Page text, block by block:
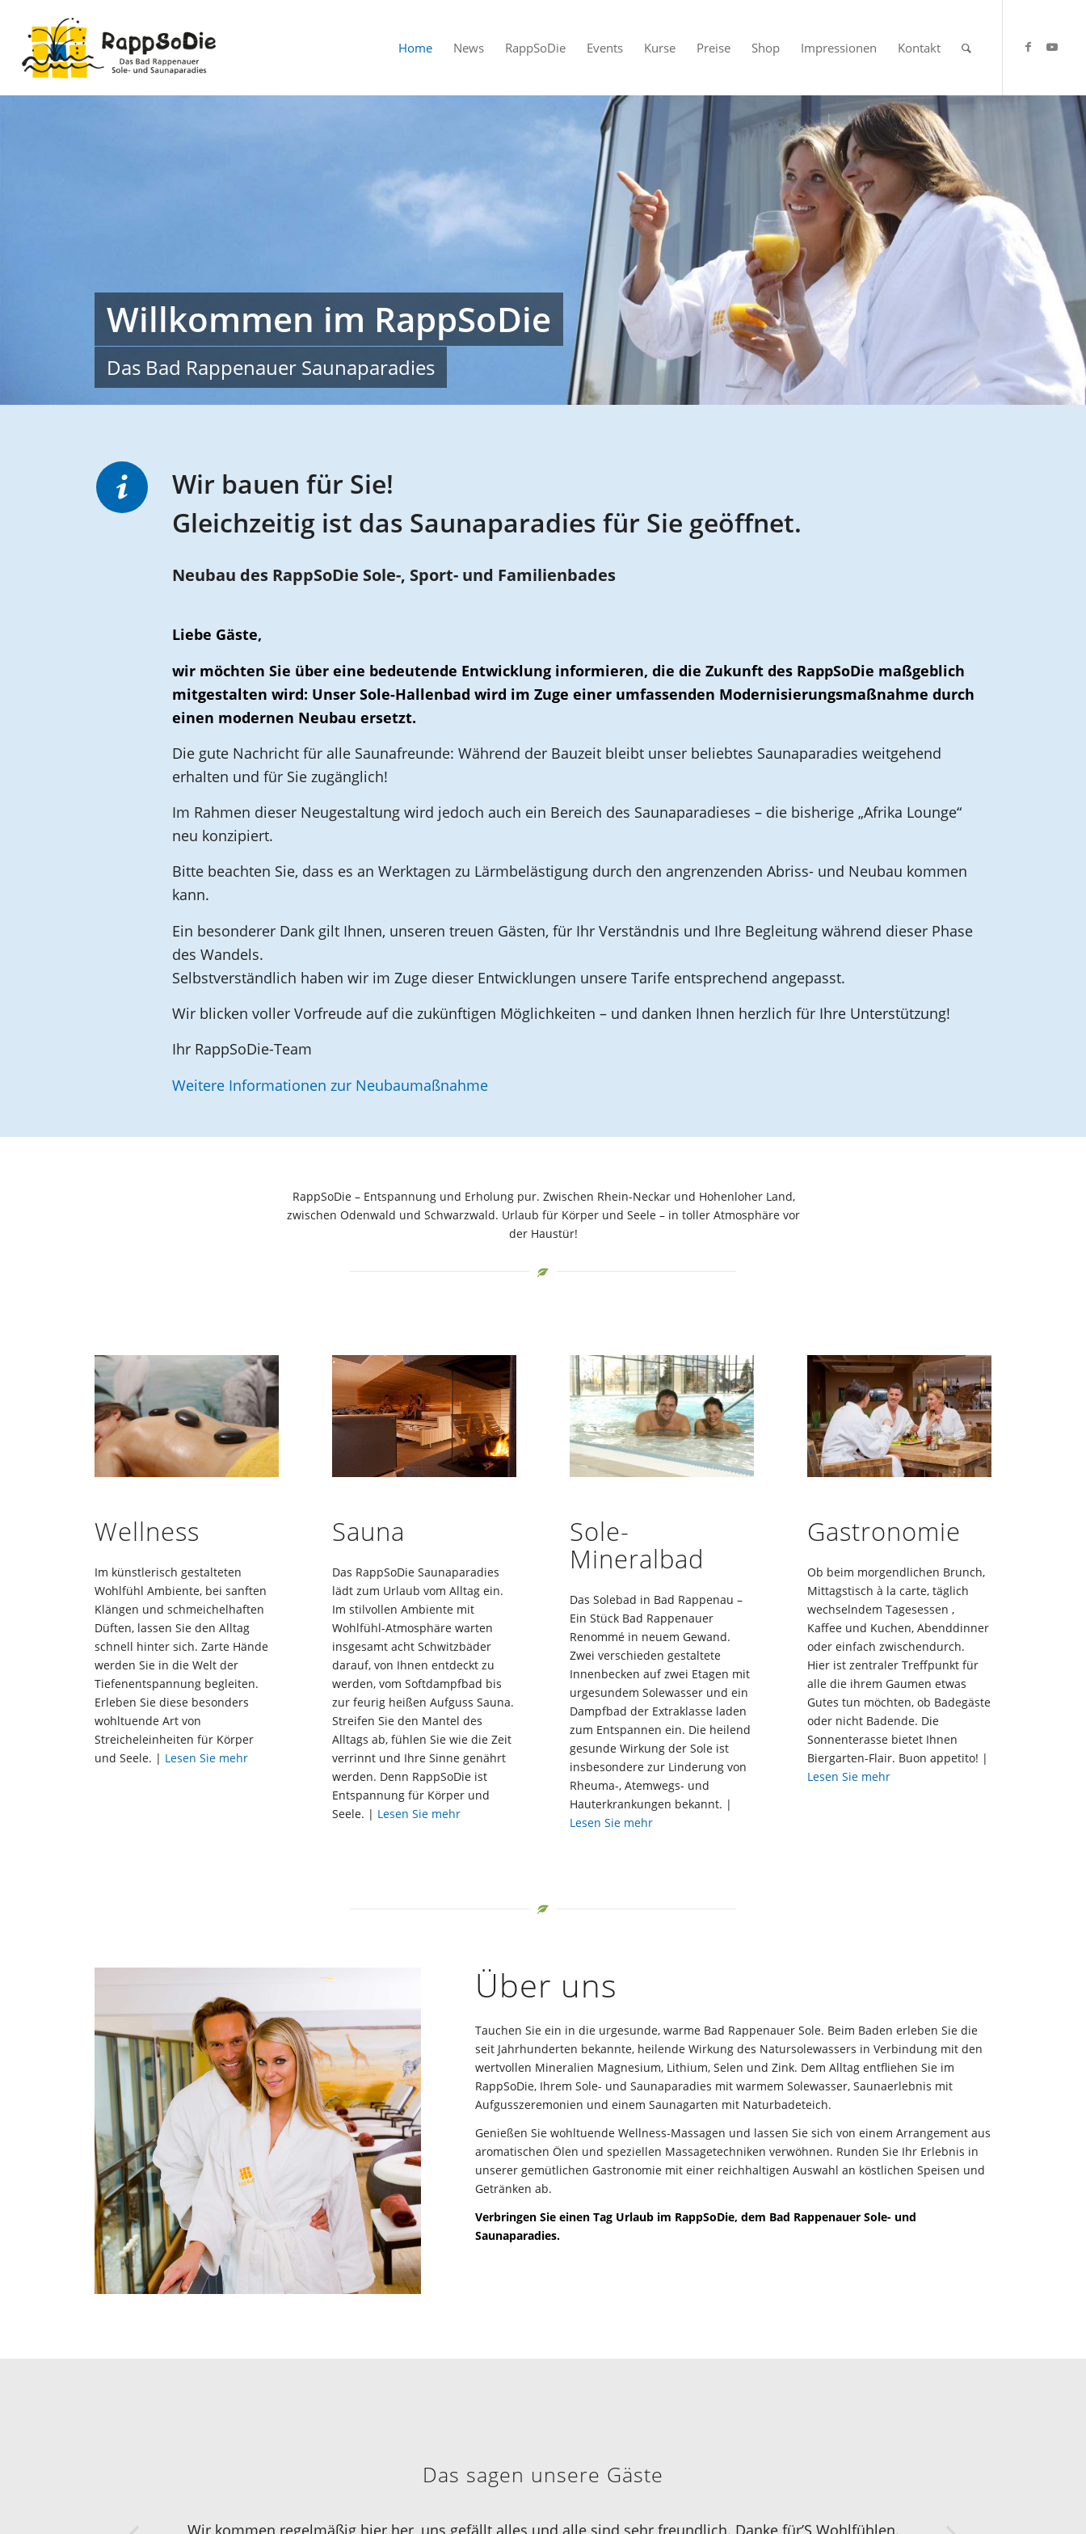
Home News RappSoDie Events Kurse Preise Shop Impressionen Kontakt
Willkommen im RappSoDie
Das Bad Rappenauer Saunaparadies
Wir bauen für Sie!
Gleichzeitig ist das Saunaparadies für Sie geöffnet.
Neubau des RappSoDie Sole-, Sport- und Familienbades
Liebe Gäste,
wir möchten Sie über eine bedeutende Entwicklung informieren, die die Zukunft des RappSoDie maßgeblich
mitgestalten wird: Unser Sole-Hallenbad wird im Zuge einer umfassenden Modernisierungsmaßnahme durch
einen modernen Neubau ersetzt.
Die gute Nachricht für alle Saunafreunde: Während der Bauzeit bleibt unser beliebtes Saunaparadies weitgehend
erhalten und für Sie zugänglich!
Im Rahmen dieser Neugestaltung wird jedoch auch ein Bereich des Saunaparadieses – die bisherige „Afrika Lounge“
neu konzipiert.
Bitte beachten Sie, dass es an Werktagen zu Lärmbelästigung durch den angrenzenden Abriss- und Neubau kommen
kann.
Ein besonderer Dank gilt Ihnen, unseren treuen Gästen, für Ihr Verständnis und Ihre Begleitung während dieser Phase
des Wandels.
Selbstverständlich haben wir im Zuge dieser Entwicklungen unsere Tarife entsprechend angepasst.
Wir blicken voller Vorfreude auf die zukünftigen Möglichkeiten – und danken Ihnen herzlich für Ihre Unterstützung!
Ihr RappSoDie-Team
Weitere Informationen zur Neubaumaßnahme
RappSoDie – Entspannung und Erholung pur. Zwischen Rhein-Neckar und Hohenloher Land,
zwischen Odenwald und Schwarzwald. Urlaub für Körper und Seele – in toller Atmosphäre vor
der Haustür!
Wellness
Im künstlerisch gestalteten
Wohlfühl Ambiente, bei sanften
Klängen und schmeichelhaften
Düften, lassen Sie den Alltag
schnell hinter sich. Zarte Hände
werden Sie in die Welt der
Tiefenentspannung begleiten.
Erleben Sie diese besonders
wohltuende Art von
Streicheleinheiten für Körper
und Seele. | Lesen Sie mehr
Sauna
Das RappSoDie Saunaparadies
lädt zum Urlaub vom Alltag ein.
Im stilvollen Ambiente mit
Wohlfühl-Atmosphäre warten
insgesamt acht Schwitzbäder
darauf, von Ihnen entdeckt zu
werden, vom Softdampfbad bis
zur feurig heißen Aufguss Sauna.
Streifen Sie den Mantel des
Alltags ab, fühlen Sie wie die Zeit
verrinnt und Ihre Sinne genährt
werden. Denn RappSoDie ist
Entspannung für Körper und
Seele. | Lesen Sie mehr
Sole-
Mineralbad
Das Solebad in Bad Rappenau –
Ein Stück Bad Rappenauer
Renommé in neuem Gewand.
Zwei verschieden gestaltete
Innenbecken auf zwei Etagen mit
urgesundem Solewasser und ein
Dampfbad der Extraklasse laden
zum Entspannen ein. Die heilend
gesunde Wirkung der Sole ist
insbesondere zur Linderung von
Rheuma-, Atemwegs- und
Hauterkrankungen bekannt. |
Lesen Sie mehr
Gastronomie
Ob beim morgendlichen Brunch,
Mittagstisch à la carte, täglich
wechselndem Tagesessen ,
Kaffee und Kuchen, Abenddinner
oder einfach zwischendurch.
Hier ist zentraler Treffpunkt für
alle die ihrem Gaumen etwas
Gutes tun möchten, ob Badegäste
oder nicht Badende. Die
Sonnenterasse bietet Ihnen
Biergarten-Flair. Buon appetito! |
Lesen Sie mehr
Über uns
Tauchen Sie ein in die urgesunde, warme Bad Rappenauer Sole. Beim Baden erleben Sie die
seit Jahrhunderten bekannte, heilende Wirkung des Natursolewassers in Verbindung mit den
wertvollen Mineralien Magnesium, Lithium, Selen und Zink. Dem Alltag entfliehen Sie im
RappSoDie, Ihrem Sole- und Saunaparadies mit warmem Solewasser, Saunaerlebnis mit
Aufgusszeremonien und einem Saunagarten mit Naturbadeteich.
Genießen Sie wohltuende Wellness-Massagen und lassen Sie sich von einem Arrangement aus
aromatischen Ölen und speziellen Massagetechniken verwöhnen. Runden Sie Ihr Erlebnis in
unserer gemütlichen Gastronomie mit einer reichhaltigen Auswahl an köstlichen Speisen und
Getränken ab.
Verbringen Sie einen Tag Urlaub im RappSoDie, dem Bad Rappenauer Sole- und
Saunaparadies.
Das sagen unsere Gäste